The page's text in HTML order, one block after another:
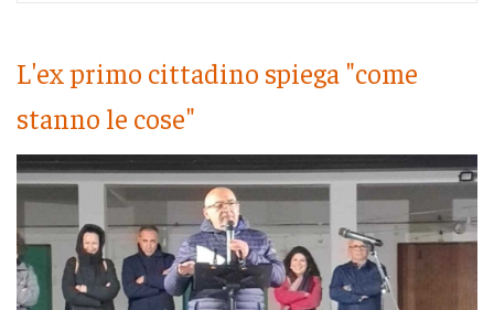
L'ex primo cittadino spiega "come
stanno le cose"